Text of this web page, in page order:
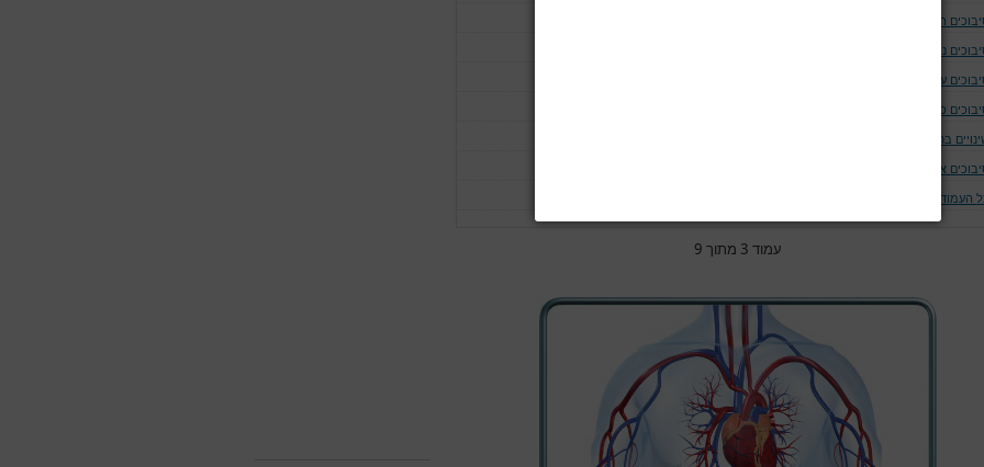
המאטולוגים
נוירולוגים ושריריים
עיניים
כליתיים
בחום הגוף
אחרים
העמודים
עמוד 3 מתוך 9